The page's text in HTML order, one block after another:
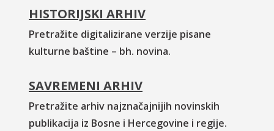
HISTORIJSKI ARHIV
Pretražite digitalizirane verzije pisane
kulturne baštine – bh. novina.
SAVREMENI ARHIV
Pretražite arhiv najznačajnijih novinskih
publikacija iz Bosne i Hercegovine i regije.